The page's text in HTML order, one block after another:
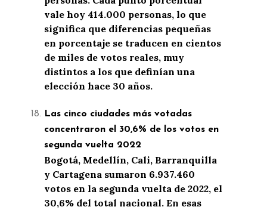
vale hoy 414.000 personas, lo que
significa que diferencias pequeñas
en porcentaje se traducen en cientos
de miles de votos reales, muy
distintos a los que definían una
elección hace 30 años.
Las cinco ciudades más votadas
concentraron el 30,6% de los votos en
segunda vuelta 2022
Bogotá, Medellín, Cali, Barranquilla
y Cartagena sumaron 6.937.460
votos en la segunda vuelta de 2022, el
30,6% del total nacional. En esas